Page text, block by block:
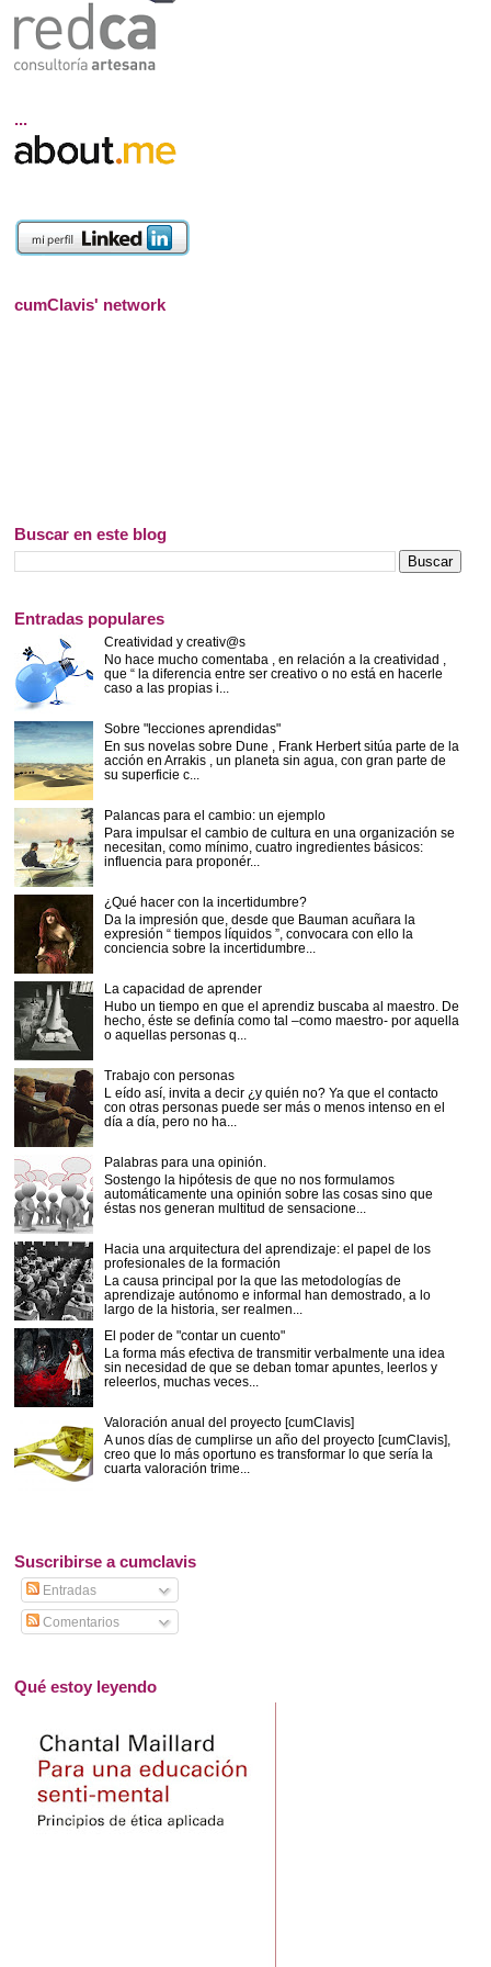
...
cumClavis' network
Buscar en este blog
Entradas populares
Creatividad y creativ@s
No hace mucho comentaba , en relación a la creatividad ,
que “ la diferencia entre ser creativo o no está en hacerle
caso a las propias i...
Sobre "lecciones aprendidas"
En sus novelas sobre Dune , Frank Herbert sitúa parte de la
acción en Arrakis , un planeta sin agua, con gran parte de
su superficie c...
Palancas para el cambio: un ejemplo
Para impulsar el cambio de cultura en una organización se
necesitan, como mínimo, cuatro ingredientes básicos:
influencia para proponér...
¿Qué hacer con la incertidumbre?
Da la impresión que, desde que Bauman acuñara la
expresión “ tiempos líquidos ”, convocara con ello la
conciencia sobre la incertidumbre...
La capacidad de aprender
Hubo un tiempo en que el aprendiz buscaba al maestro. De
hecho, éste se definía como tal –como maestro- por aquella
o aquellas personas q...
Trabajo con personas
L eído así, invita a decir ¿y quién no? Ya que el contacto
con otras personas puede ser más o menos intenso en el
día a día, pero no ha...
Palabras para una opinión.
Sostengo la hipótesis de que no nos formulamos
automáticamente una opinión sobre las cosas sino que
éstas nos generan multitud de sensacione...
Hacia una arquitectura del aprendizaje: el papel de los
profesionales de la formación
La causa principal por la que las metodologías de
aprendizaje autónomo e informal han demostrado, a lo
largo de la historia, ser realmen...
El poder de "contar un cuento"
La forma más efectiva de transmitir verbalmente una idea
sin necesidad de que se deban tomar apuntes, leerlos y
releerlos, muchas veces...
Valoración anual del proyecto [cumClavis]
A unos días de cumplirse un año del proyecto [cumClavis],
creo que lo más oportuno es transformar lo que sería la
cuarta valoración trime...
Suscribirse a cumclavis
Entradas
Comentarios
Qué estoy leyendo